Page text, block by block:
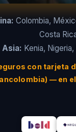
Colombia,
Costa
Kenia,
con tarjeta
— en